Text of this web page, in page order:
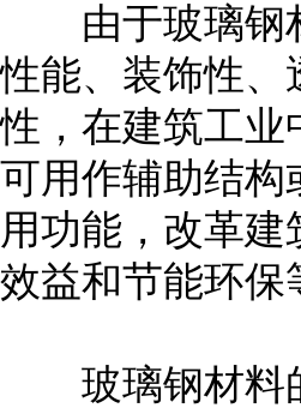
由于玻璃钢材
性能、装饰性、
性，在建筑工业
可用作辅助结构
用功能，改革
效益和节能环保
玻璃钢材料的